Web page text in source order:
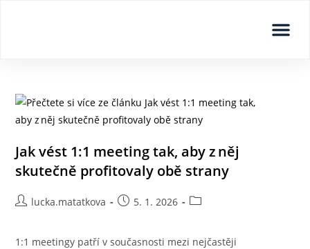
Jak vést 1:1 meeting tak, aby z něj
skutečně profitovaly obě strany
lucka.matatkova 5. 1. 2026
1:1 meetingy patří v současnosti mezi nejčastěji